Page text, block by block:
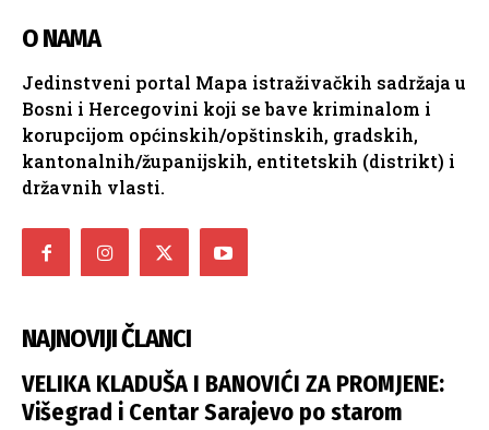
O NAMA
Jedinstveni portal Mapa istraživačkih sadržaja u
Bosni i Hercegovini koji se bave kriminalom i
korupcijom općinskih/opštinskih, gradskih,
kantonalnih/županijskih, entitetskih (distrikt) i
državnih vlasti.
NAJNOVIJI ČLANCI
VELIKA KLADUŠA I BANOVIĆI ZA PROMJENE:
Višegrad i Centar Sarajevo po starom